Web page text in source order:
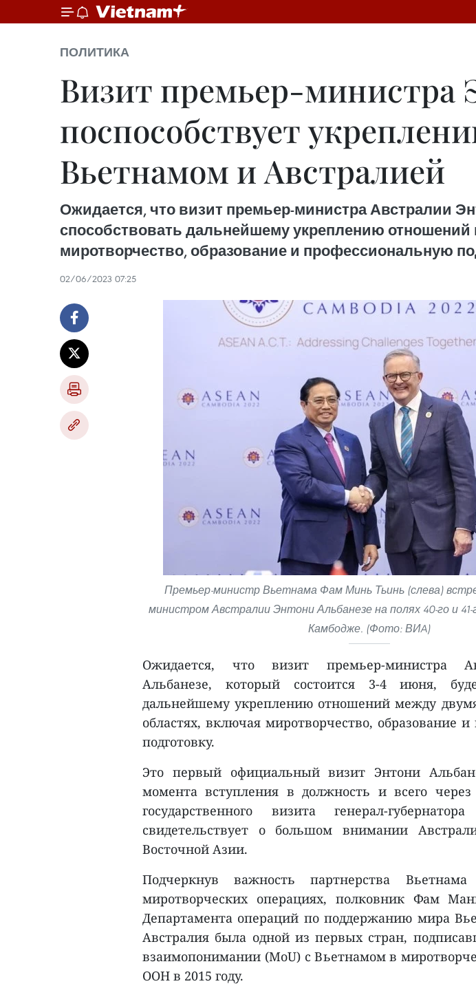
ПОЛИТИКА
Визит премьер-министра
поспособствует
Вьетнамом и Австралией
Ожидается, что визит премьер-министра Австралии
способствовать дальнейшему укреплению
миротворчество, образование и профессиональную
02/06/2023 07:25
Премьер-министр Вьетнама Фам Минь Тьинь (слева)
министром Австралии Энтони Альбанезе на полях 40-го и
Камбодже. (Фото: ВИA)
Ожидается, что визит премьер-министра
Альбанезе, который состоится 3-4 июня,
дальнейшему укреплению отношений между
областях, включая миротворчество, образование
подготовку.
Это первый официальный визит Энтони
момента вступления в должность и всего
государственного визита генерал-
свидетельствует о большом внимании
Восточной Азии.
Подчеркнув важность партнерства
миротворческих операциях, полковник Фам
Департамента операций по поддержанию мира
Австралия была одной из первых стран,
взаимопонимании (MoU) с Вьетнамом в
ООН в 2015 году.